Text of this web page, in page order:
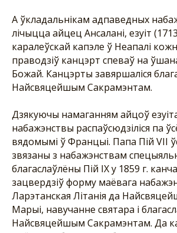
А ўкладальнікам адпаведных
лічыцца айцец Ансалані, езуіт (1713
каралеўскай капэле ў Неапалі
праводзіў канцэрт спеваў на
Божай. Канцэрты завяршаліся
Найсвяцейшым Сакрамэнтам.
Дзякуючы намаганням айцоў
набажэнствы распаўсюдзіліся па
вядомымі ў Францыі. Папа Пій VII
звязаны з набажэнствам
благаслаўлёны Пій ІХ у 1859 г.
зацвердзіў форму маёвага
Ларэтанская Літанія да
Марыі, навучанне святара і
Найсвяцейшым Сакрамэнтам. Да